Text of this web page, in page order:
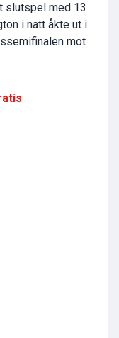
slutspel med 13
i natt åkte ut i
mot